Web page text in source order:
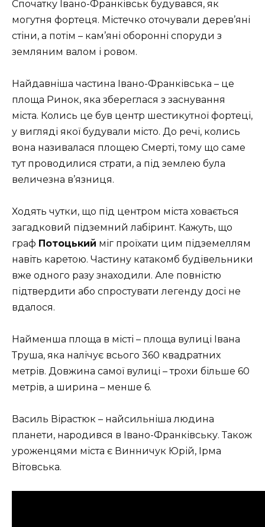
Спочатку Івано-Франківськ будувався, як
могутня фортеця. Містечко оточували дерев’яні
стіни, а потім – кам’яні оборонні споруди з
земляним валом і ровом.
Найдавніша частина Івано-Франківська – це
площа Ринок, яка збереглася з заснування
міста. Колись це був центр шестикутної фортеці,
у вигляді якої будували місто. До речі, колись
вона називалася площею Смерті, тому що саме
тут проводилися страти, а під землею була
величезна в’язниця.
Ходять чутки, що під центром міста ховається
загадковий підземний лабіринт. Кажуть, що
граф Потоцький міг проїхати цим підземеллям
навіть каретою. Частину катакомб будівельники
вже одного разу знаходили. Але повністю
підтвердити або спростувати легенду досі не
вдалося.
Найменша площа в місті – площа вулиці Івана
Труша, яка налічує всього 360 квадратних
метрів. Довжина самої вулиці – трохи більше 60
метрів, а ширина – менше 6.
Василь Вірастюк – найсильніша людина
планети, народився в Івано-Франківську. Також
уроженцями міста є Винничук Юрій, Ірма
Вітовська.